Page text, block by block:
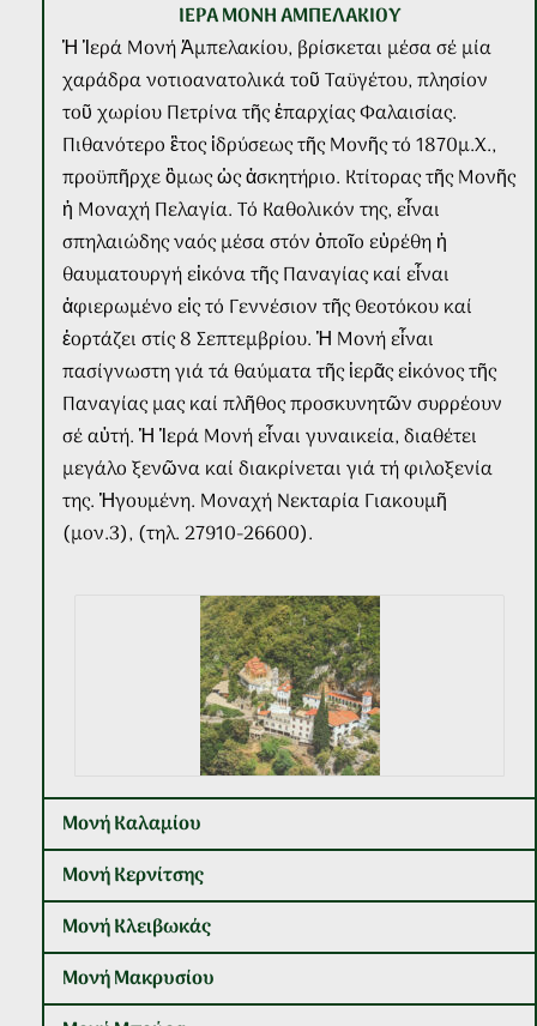
ΙΕΡΑ ΜΟΝΗ ΑΜΠΕΛΑΚΙΟΥ
Ἡ Ἱερά Μονή Ἀμπελακίου, βρίσκεται μέσα σέ μία
χαράδρα νοτιοανατολικά τοῦ Ταϋγέτου, πλησίον
τοῦ χωρίου Πετρίνα τῆς ἐπαρχίας Φαλαισίας.
Πιθανότερο ἒτος ἱδρύσεως τῆς Μονῆς τό 1870μ.Χ.,
προϋπῆρχε ὃμως ὡς ἀσκητήριο. Κτίτορας τῆς Μονῆς
ἡ Μοναχή Πελαγία. Τό Καθολικόν της, εἶναι
σπηλαιώδης ναός μέσα στόν ὁποῖο εὑρέθη ἡ
θαυματουργή εἰκόνα τῆς Παναγίας καί εἶναι
ἀφιερωμένο εἰς τό Γεννέσιον τῆς Θεοτόκου καί
ἑορτάζει στίς 8 Σεπτεμβρίου. Ἡ Μονή εἶναι
πασίγνωστη γιά τά θαύματα τῆς ἱερᾶς εἰκόνος τῆς
Παναγίας μας καί πλῆθος προσκυνητῶν συρρέουν
σέ αὐτή. Ἡ Ἱερά Μονή εἶναι γυναικεία, διαθέτει
μεγάλο ξενῶνα καί διακρίνεται γιά τή φιλοξενία
της.Ἡγουμένη. Μοναχή Νεκταρία Γιακουμῆ
(μον.3), (τηλ. 27910-26600).
Μονή Καλαμίου
Μονή Κερνίτσης
Μονή Κλειβωκάς
Μονή Μακρυσίου